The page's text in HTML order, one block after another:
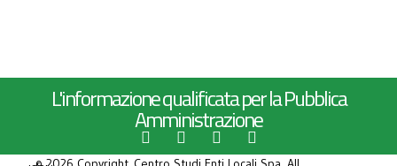
L'informazione qualificata per la Pubblica
Amministrazione